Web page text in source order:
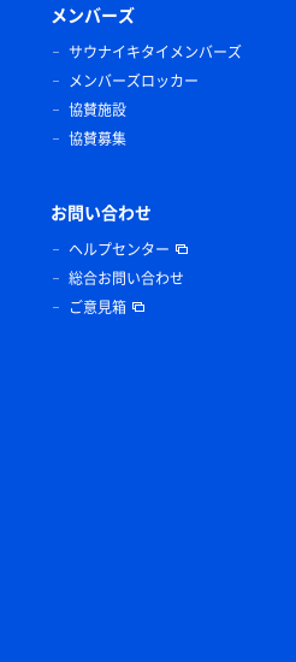
メンバーズ
サウナイキタイメンバーズ
メンバーズロッカー
協賛施設
協賛募集
お問い合わせ
ヘルプセンター
総合お問い合わせ
ご意見箱